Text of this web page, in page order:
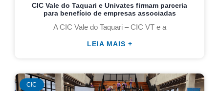
CIC Vale do Taquari e Univates firmam parceria
para benefício de empresas associadas
A CIC Vale do Taquari – CIC VT e a
LEIA MAIS +
CIC